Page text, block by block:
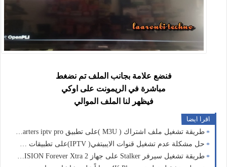
فنضع علامة بجانب الملف تم نضغط
مباشرة في الريمونت على اوكي
فيظهر لنا الملف الموالي
اقرا ايضا
طريقة تشغيل ملف اشتراك ( M3U )على تطبيق Smarters iptv pro وماشبه
حل مشكلة عدم تشغيل قنوات الايبيتفي( IPTV)على تطبيقات IBO وماشبه
طريقة تشغيل سيرفر Stalker على جهاز VISION Forever Xtra 2 للاستمتاع بالقنوات